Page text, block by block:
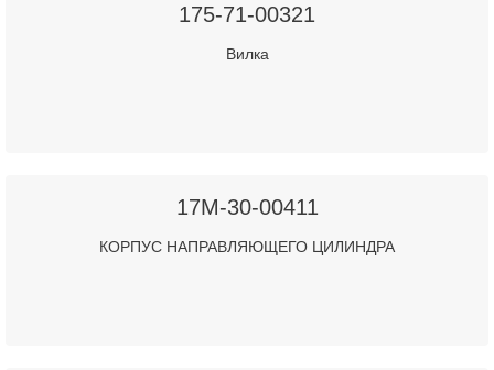
175-71-00321
Вилка
17M-30-00411
КОРПУС НАПРАВЛЯЮЩЕГО ЦИЛИНДРА